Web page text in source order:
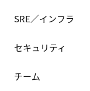
SRE／インフラ
セキュリティ
チーム